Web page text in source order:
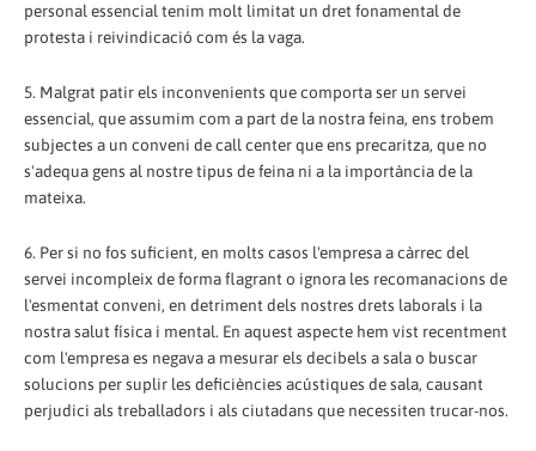
personal essencial tenim molt limitat un dret fonamental de
protesta i reivindicació com és la vaga.
5. Malgrat patir els inconvenients que comporta ser un servei
essencial, que assumim com a part de la nostra feina, ens trobem
subjectes a un conveni de call center que ens precaritza, que no
s'adequa gens al nostre tipus de feina ni a la importància de la
mateixa.
6. Per si no fos suficient, en molts casos l'empresa a càrrec del
servei incompleix de forma flagrant o ignora les recomanacions de
l'esmentat conveni, en detriment dels nostres drets laborals i la
nostra salut física i mental. En aquest aspecte hem vist recentment
com l'empresa es negava a mesurar els decibels a sala o buscar
solucions per suplir les deficiències acústiques de sala, causant
perjudici als treballadors i als ciutadans que necessiten trucar-nos.